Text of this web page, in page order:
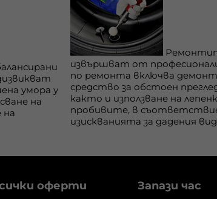
умора у
на
на
извършват от
по ремонта включва
средство за обстоен
както и използване на
пробивите, в
изискванията за дадения
оферти Запази час